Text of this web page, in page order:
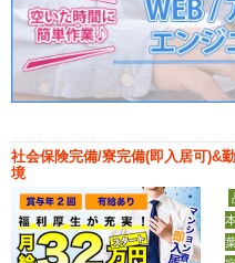
社会保険完備/寮完備(即入居可)&
境